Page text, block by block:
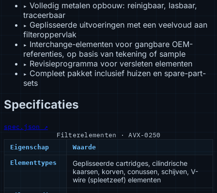
▸ Volledig metalen opbouw: reinigbaar, lasbaar,
traceerbaar
▸ Geplisseerde uitvoeringen met een veelvoud aan
filteroppervlak
▸ Interchange-elementen voor gangbare OEM-
referenties, op basis van tekening of sample
▸ Revisieprogramma voor versleten elementen
▸ Compleet pakket inclusief huizen en spare-part-
sets
Specificaties
spec.json ↗
Filterelementen · AVX-0250
Eigenschap Waarde
Elementtypes
Geplisseerde cartridges, cilindrische
kaarsen, korven, conussen, schijven, V-
wire (spleetzeef) elementen